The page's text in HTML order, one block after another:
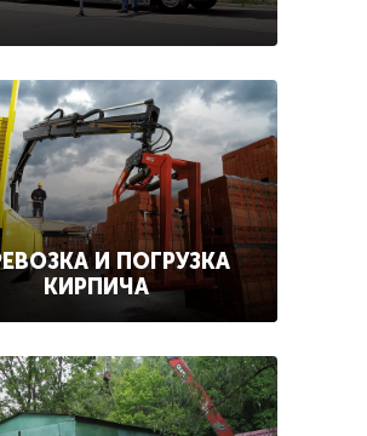
И ПОГРУЗКА
КИРПИЧА